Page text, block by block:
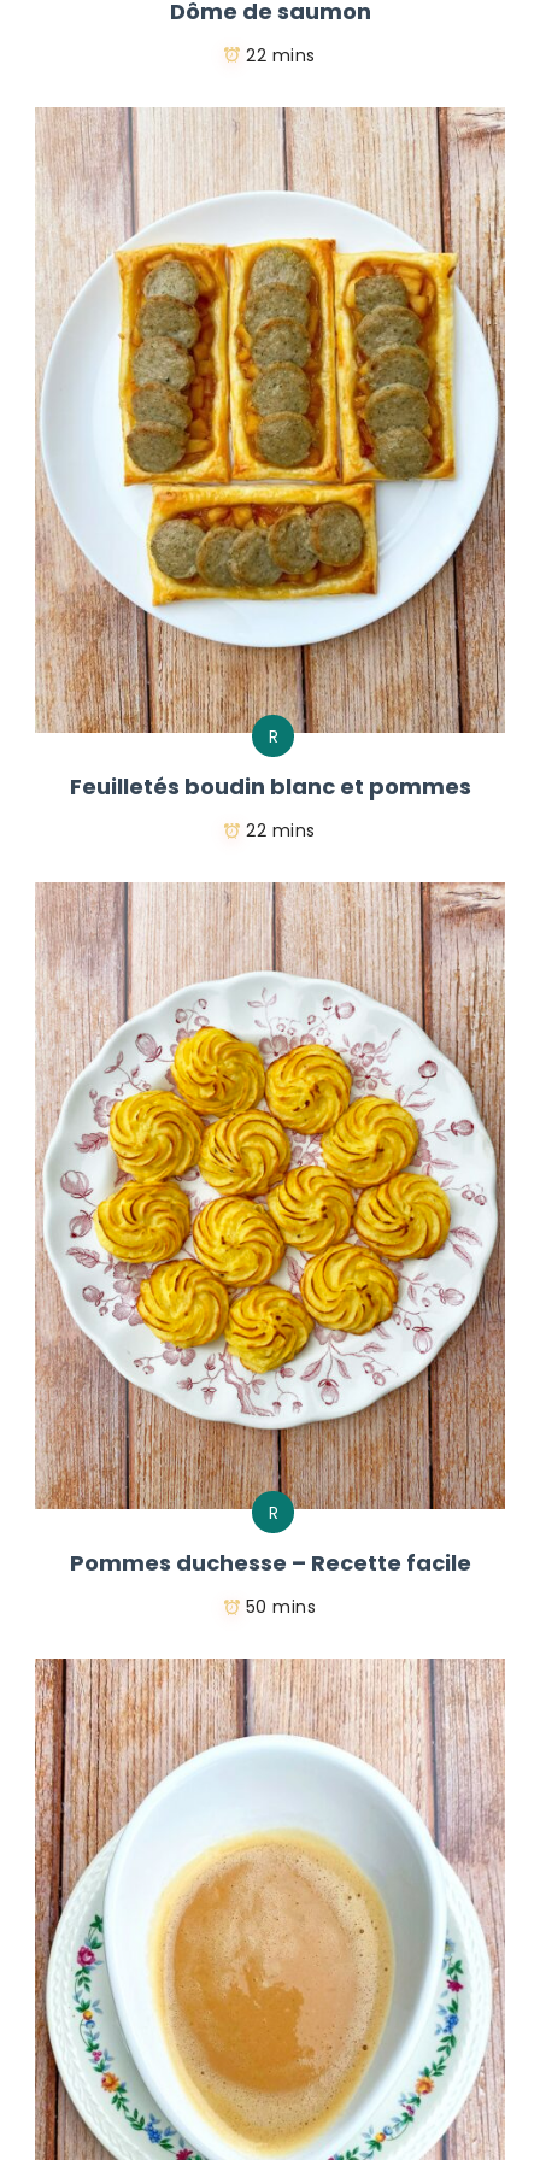
Dôme de saumon
22 mins
R
Feuilletés boudin blanc et pommes
22 mins
R
Pommes duchesse – Recette facile
50 mins